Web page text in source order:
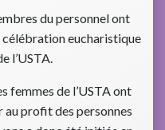
du personnel ont
célébration eucharistique
l’USTA.
femmes de l’USTA ont
au profit des personnes